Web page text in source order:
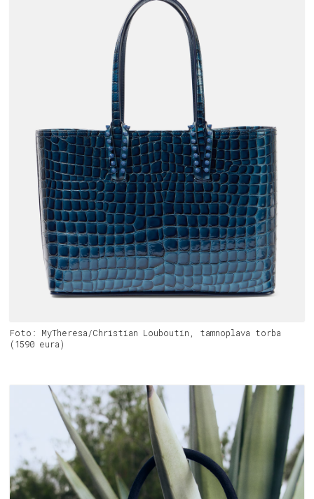
Foto: MyTheresa/Christian Louboutin, tamnoplava torba
(1590 eura)